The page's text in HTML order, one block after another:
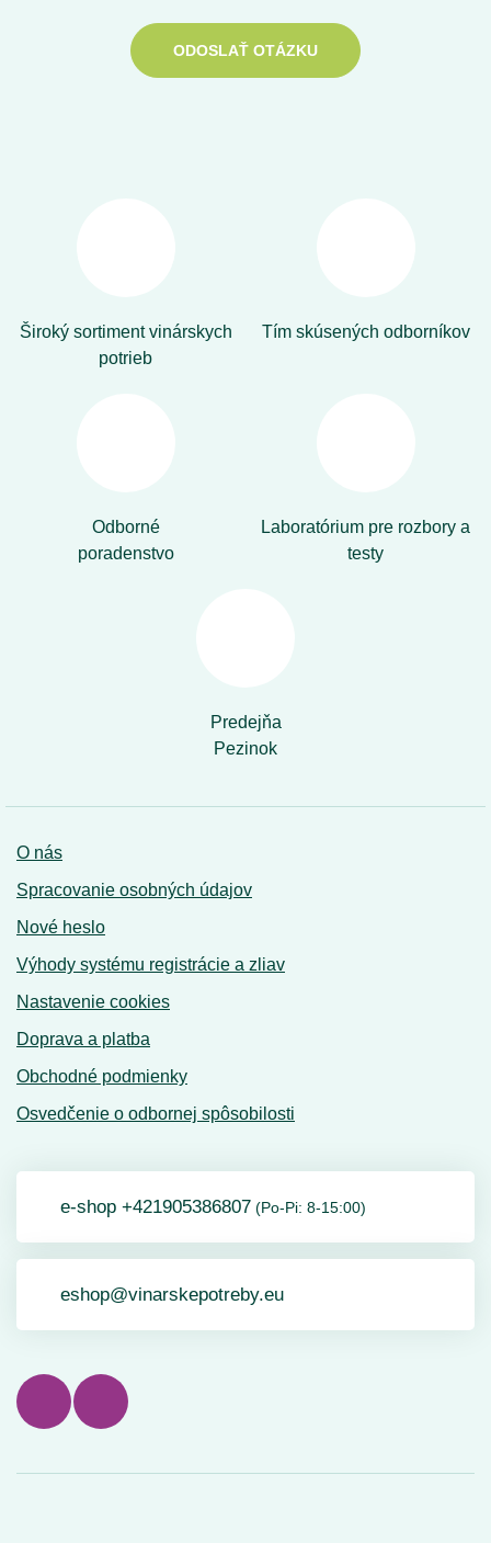
ODOSLAŤ OTÁZKU
Široký sortiment vinárskych
potrieb
Tím skúsených odborníkov
Odborné
poradenstvo
Laboratórium pre rozbory a
testy
Predejňa
Pezinok
O nás
Spracovanie osobných údajov
Nové heslo
Výhody systému registrácie a zliav
Nastavenie cookies
Doprava a platba
Obchodné podmienky
Osvedčenie o odbornej spôsobilosti
e-shop +421905386807 (Po-Pi: 8-15:00)
eshop@vinarskepotreby.eu